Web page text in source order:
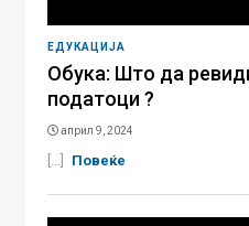
ЕДУКАЦИЈА
Обука: Што да
податоци ?
април 9, 2024
[...] Повеќе